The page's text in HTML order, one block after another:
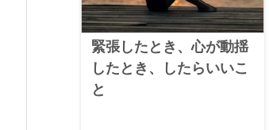
緊張したとき、心が動揺
したとき、したらいいこ
と